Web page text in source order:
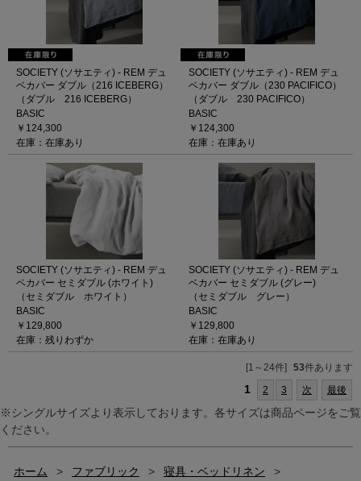
SOCIETY (ソサエティ) - REM デュ
ベカバー ダブル（216 ICEBERG）
（ダブル 216 ICEBERG）
BASIC
￥124,300
在庫：在庫あり
SOCIETY (ソサエティ) - REM デュ
ベカバー ダブル（230 PACIFICO）
（ダブル 230 PACIFICO）
BASIC
￥124,300
在庫：在庫あり
SOCIETY (ソサエティ) - REM デュ
ベカバー セミダブル (ホワイト)
（セミダブル ホワイト）
BASIC
￥129,800
在庫：残りわずか
SOCIETY (ソサエティ) - REM デュ
ベカバー セミダブル (グレー)
（セミダブル グレー）
BASIC
￥129,800
在庫：在庫あり
[1～24件] 53件あります
1 2 3 次 最後
※シングルサイズより表示しております。各サイズは商品ページをご覧
ください。
ホーム > ファブリック > 寝具・ベッドリネン
>